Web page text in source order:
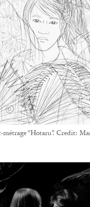
“Hotaru”. Credit: